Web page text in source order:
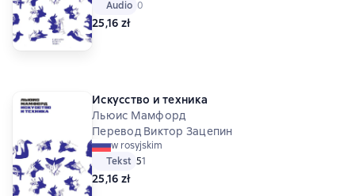
Audio Средний рейтинг 0 на основе 0 оценок
0
25,16 zł
Искусство и техника
Льюис Мамфорд
Перевод Виктор Зацепин
w rosyjskim
Tekst Средний рейтинг 5 на основе 1 оценок
51
25,16 zł